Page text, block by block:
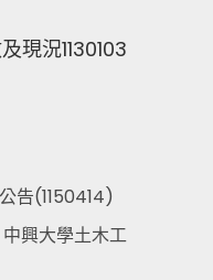
現況1130103
告(1150414)
興大學土木工